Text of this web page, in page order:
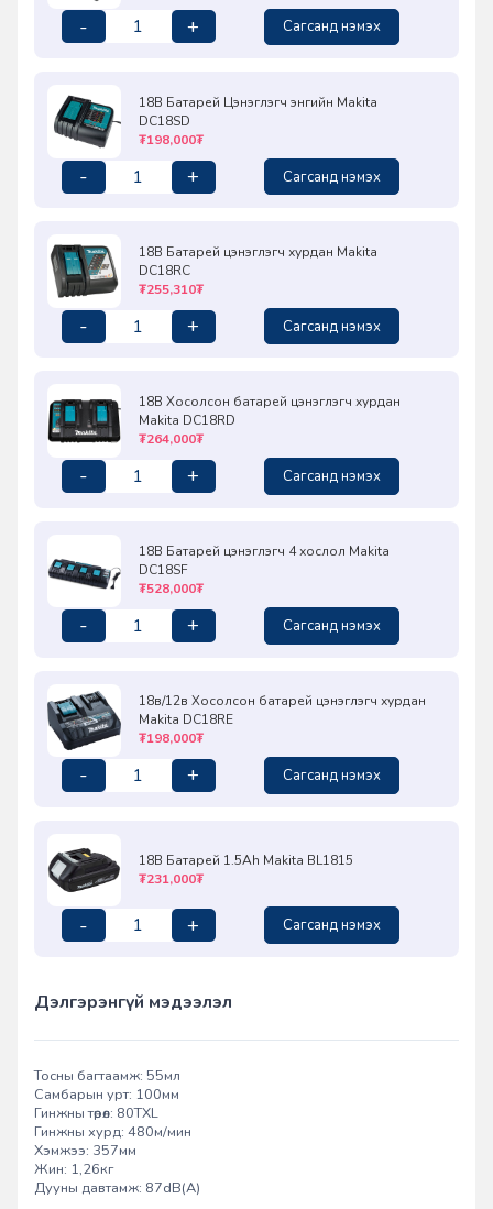
- + Сагсанд нэмэх
18В Батарей Цэнэглэгч энгийн Makita
DC18SD
₮198,000₮
- + Сагсанд нэмэх
18В Батарей цэнэглэгч хурдан Makita
DC18RC
₮255,310₮
- + Сагсанд нэмэх
18В Хосолсон батарей цэнэглэгч хурдан
Makita DC18RD
₮264,000₮
- + Сагсанд нэмэх
18В Батарей цэнэглэгч 4 хослол Makita
DC18SF
₮528,000₮
- + Сагсанд нэмэх
18в/12в Хосолсон батарей цэнэглэгч хурдан
Makita DC18RE
₮198,000₮
- + Сагсанд нэмэх
18В Батарей 1.5Ah Makita BL1815
₮231,000₮
- + Сагсанд нэмэх
Дэлгэрэнгүй мэдээлэл
Тосны багтаамж: 55мл
Самбарын урт: 100мм
Гинжны төрөл: 80TXL
Гинжны хурд: 480м/мин
Хэмжээ: 357мм
Жин: 1,26кг
Дууны давтамж: 87dB(A)